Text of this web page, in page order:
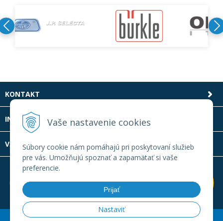
Vaše nastavenie cookies
Súbory cookie nám pomáhajú pri poskytovaní služieb
pre vás. Umožňujú spoznať a zapamätať si vaše
preferencie.
Prijať
Nastaviť
KONTAKT
INFOLINKA
VŠETKO O NÁKUPE